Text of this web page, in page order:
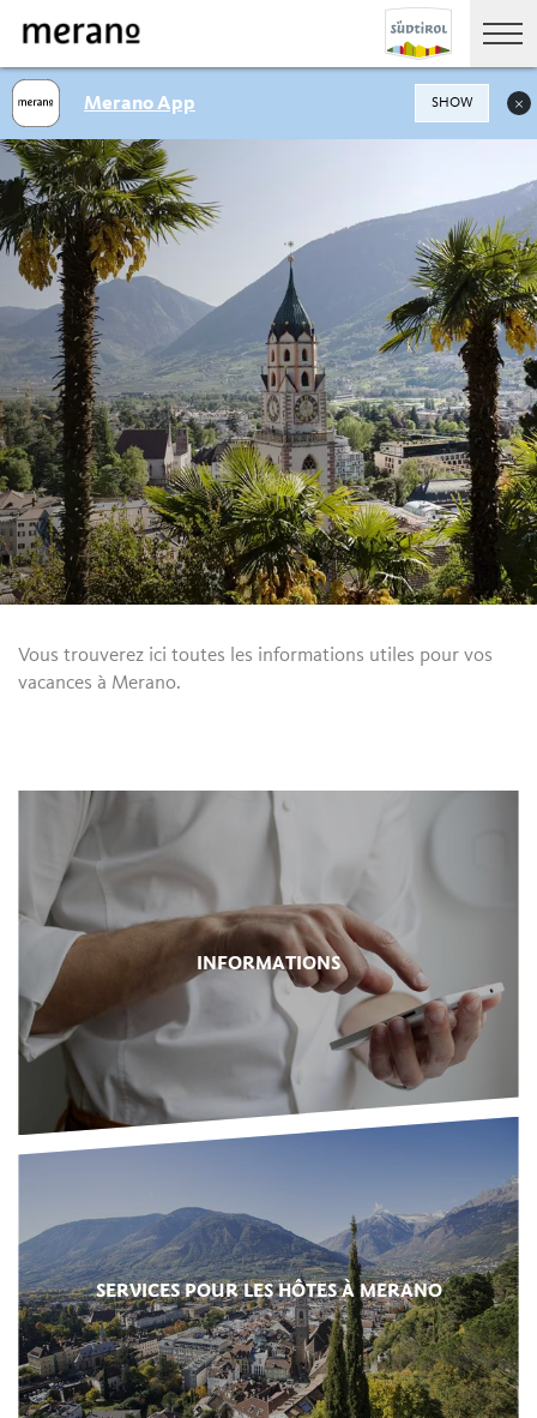
Vous trouverez ici toutes les informations utiles pour vos
vacances à Merano.
INFORMATIONS
SERVICES POUR LES HÔTES À MERANO
Merano App SHOW